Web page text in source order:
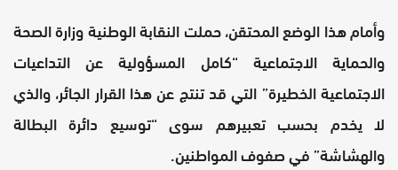
وأمام هذا الوضع المحتقن، حملت النقابة الوطنية وزارة الصحة
والحماية الاجتماعية “كامل المسؤولية عن التداعيات
الاجتماعية الخطيرة” التي قد تنتج عن هذا القرار الجائر، والذي
لا يخدم بحسب تعبيرهم سوى “توسيع دائرة البطالة
والهشاشة” في صفوف المواطنين.